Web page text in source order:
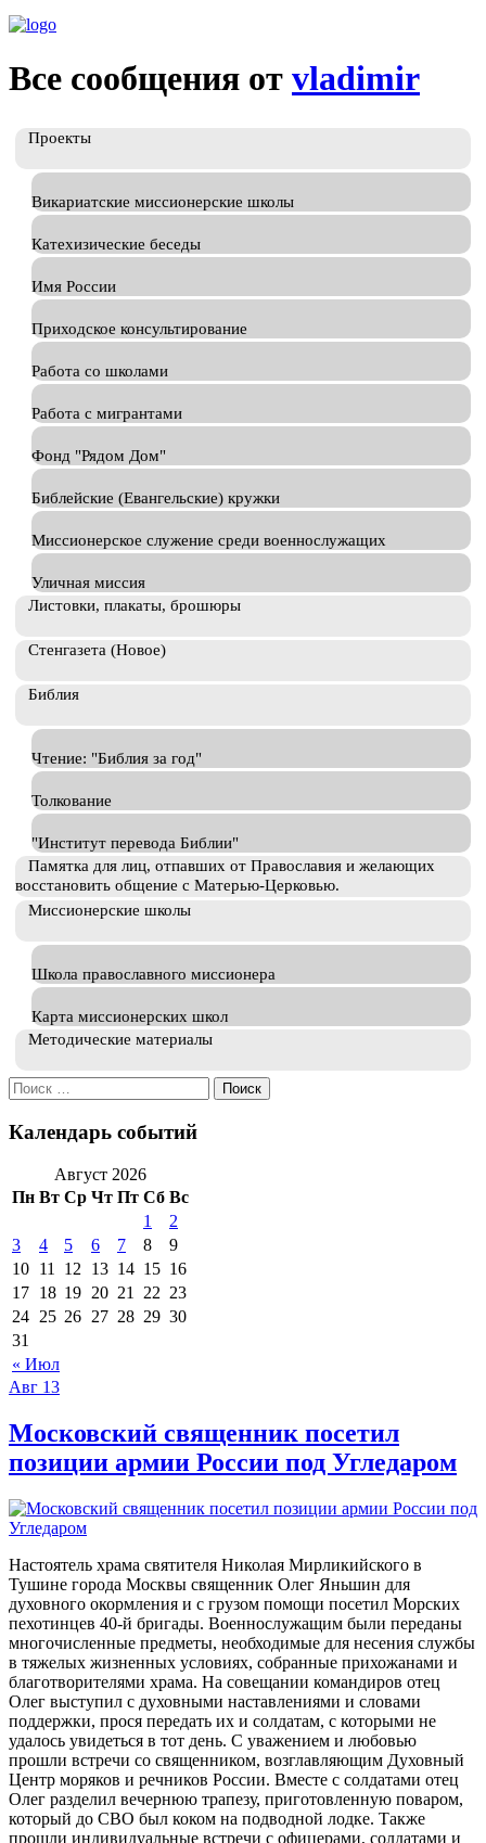
Все сообщения от vladimir
Проекты
Викариатские миссионерские школы
Катехизические беседы
Имя России
Приходское консультирование
Работа со школами
Работа с мигрантами
Фонд "Рядом Дом"
Библейские (Евангельские) кружки
Миссионерское служение среди военнослужащих
Уличная миссия
Листовки, плакаты, брошюры
Стенгазета (Новое)
Библия
Чтение: "Библия за год"
Толкование
"Институт перевода Библии"
Памятка для лиц, отпавших от Православия и желающих
восстановить общение с Матерью-Церковью.
Миссионерские школы
Школа православного миссионера
Карта миссионерских школ
Методические материалы
Искать:
Календарь событий
Август 2026
Пн Вт Ср Чт Пт Сб Вс
« Июл
1
2
3
4 5 6 7 8
9
10 11 12 13 14 15 16
17 18 19 20 21 22 23
24 25 26 27 28 29 30
31
Авг 13
Московский священник посетил
позиции армии России под Угледаром
Настоятель храма святителя Николая Мирликийского в
Тушине города Москвы священник Олег Яньшин для
духовного окормления и с грузом помощи посетил Морских
пехотинцев 40-й бригады. Военнослужащим были переданы
многочисленные предметы, необходимые для несения службы
в тяжелых жизненных условиях, собранные прихожанами и
благотворителями храма. На совещании командиров отец
Олег выступил с духовными наставлениями и словами
поддержки, прося передать их и солдатам, с которыми не
удалось увидеться в тот день. С уважением и любовью
прошли встречи со священником, возглавляющим Духовный
Центр моряков и речников России. Вместе с солдатами отец
Олег разделил вечернюю трапезу, приготовленную поваром,
который до СВО был коком на подводной лодке. Также
прошли индивидуальные встречи с офицерами, солдатами и